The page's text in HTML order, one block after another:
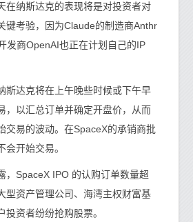
纳斯达克的表现将是对投资者对
键考验，因为Claude的制造商Anthr
发商OpenAI也正在计划自己的IP
达克将在上午晚些时候或下午早
，以汇总订单并确定开盘价，从而
交易的波动。在SpaceX的承销商批
会开始交易。
SpaceX IPO 的认购订单数量超
型资产管理公司、海湾主权财富基
资者纷纷抢购股票。